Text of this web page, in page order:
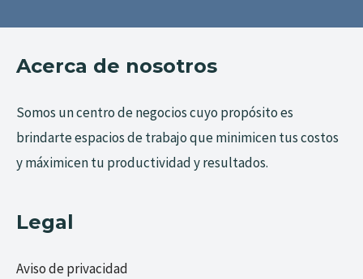
Acerca de nosotros
Somos un centro de negocios cuyo propósito es
brindarte espacios de trabajo que minimicen tus costos
y máximicen tu productividad y resultados.
Legal
Aviso de privacidad